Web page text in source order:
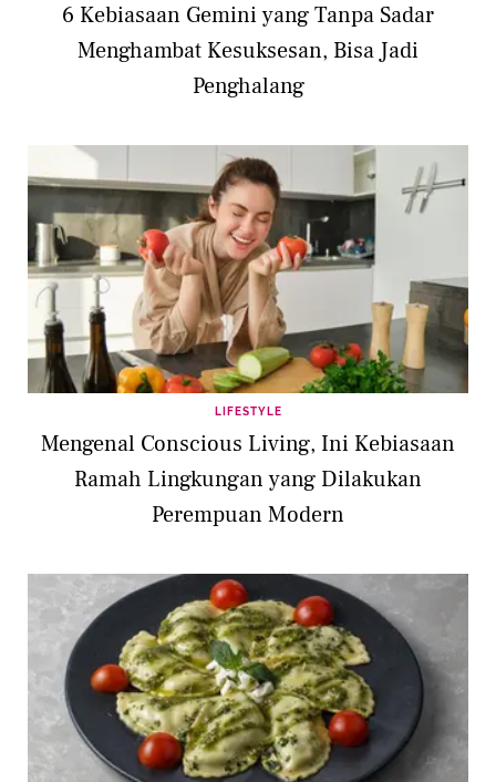
6 Kebiasaan Gemini yang Tanpa Sadar
Menghambat Kesuksesan, Bisa Jadi
Penghalang
LIFESTYLE
Mengenal Conscious Living, Ini Kebiasaan
Ramah Lingkungan yang Dilakukan
Perempuan Modern